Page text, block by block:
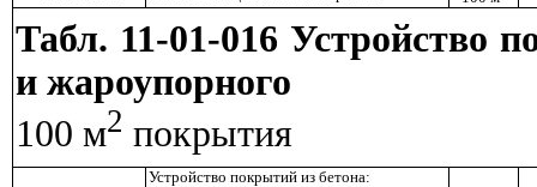
Табл. 11-01-016 Устройство
и жароупорного
100 м2 покрытия
Устройство покрытий из бетона: